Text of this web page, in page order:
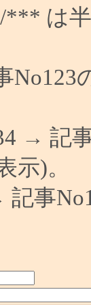
*** は
No123
→ 記
示)。
記事